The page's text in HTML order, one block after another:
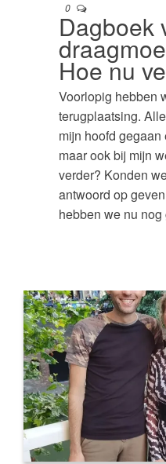
0
Dagboek
Hoe nu
Voorlopig hebben
terugplaatsing.
mijn hoofd
maar ook bij mijn
verder? Konden
antwoord op
hebben we nu